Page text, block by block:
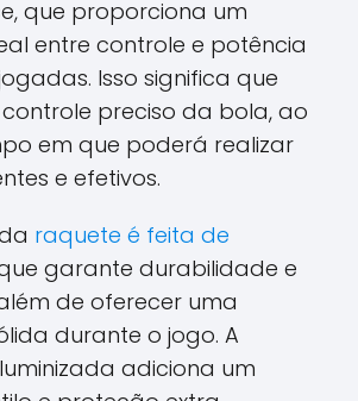
que proporciona um
entre controle e potência
Isso significa que
preciso da bola, ao
em que poderá realizar
e efetivos.
raquete é feita de
garante durabilidade e
de oferecer uma
durante o jogo. A
adiciona um